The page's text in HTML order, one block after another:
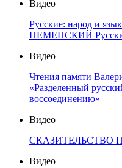
Видео
Русские: народ и
НЕМЕНСКИЙ
Видео
Чтения памяти
«Разделенный
воссоединению»
Видео
СКАЗИТЕЛЬСТВО
Видео